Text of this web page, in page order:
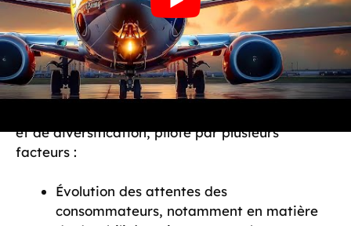
doit affronter une série de défis économiques
qui remettent en cause les modèles d’affaires
traditionnels.
Quel est donc l’état du paysage aéronautique
et de diversification, piloté par plusieurs
facteurs :
Évolution des attentes des
consommateurs, notamment en matière